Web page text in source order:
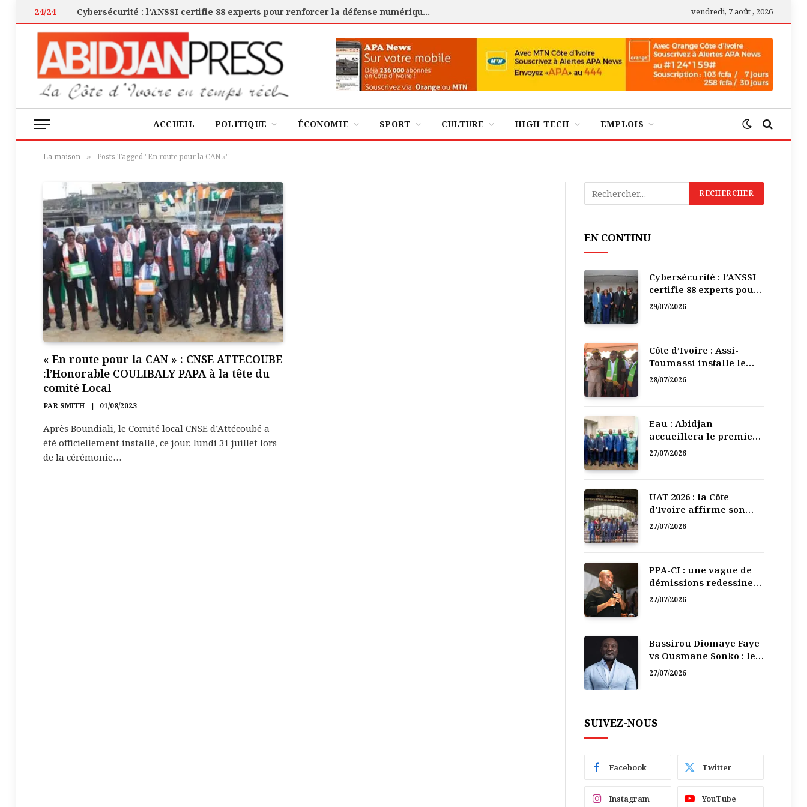
24/24 Cybersécurité : l’ANSSI certifie 88 experts pour renforcer la défense numérique de la Côte d’Ivoire vendredi, 7 août , 2026
ACCUEIL POLITIQUE ÉCONOMIE SPORT CULTURE HIGH-TECH EMPLOIS
La maison » Posts Tagged "En route pour la CAN »"
« En route pour la CAN » : CNSE ATTECOUBE
:l’Honorable COULIBALY PAPA à la tête du
comité Local
PAR SMITH 01/08/2023
Après Boundiali, le Comité local CNSE d’Attécoubé a
été officiellement installé, ce jour, lundi 31 juillet lors
de la cérémonie…
EN CONTINU
Cybersécurité : l’ANSSI
certifie 88 experts pour
renforcer la défense
29/07/2026
Côte d’Ivoire : Assi-
Toumassi installe le
bureau exécutif de sa
28/07/2026
Eau : Abidjan
accueillera le premier
Forum régional de
27/07/2026
UAT 2026 : la Côte
d’Ivoire affirme son
leadership numérique
27/07/2026
PPA-CI : une vague de
démissions redessine
la recomposition
27/07/2026
Bassirou Diomaye Faye
vs Ousmane Sonko : le
vacarme du pouvoir ne
27/07/2026
SUIVEZ-NOUS
Facebook Twitter
Instagram YouTube